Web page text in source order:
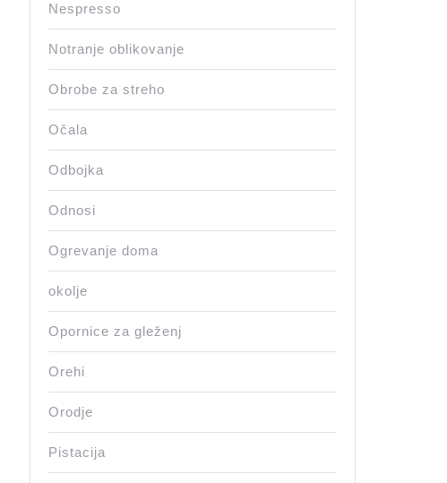
Nespresso
Notranje oblikovanje
Obrobe za streho
Očala
Odbojka
Odnosi
Ogrevanje doma
okolje
Opornice za gleženj
Orehi
Orodje
Pistacija